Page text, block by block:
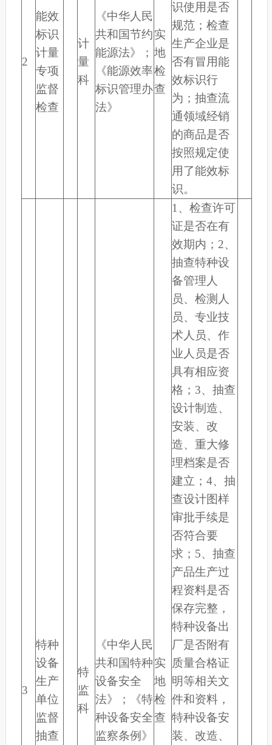
2
能效
标识
计量
专项
监督
检查
计
量
科
《中华人民
共和国节约
能源法》；
《能源效率
标识管理办
法》
实
地
检
查
识使用是否
规范；检查
生产企业是
否有冒用能
效标识行
为；抽查流
通领域经销
的商品是否
按照规定使
用了能效标
识。
3
特种
设备
生产
单位
监督
抽查
特
监
科
《中华人民
共和国特种
设备安全
法》；《特
种设备安全
监察条例》
实
地
检
查
1、检查许可
证是否在有
效期内；2、
抽查特种设
备管理人
员、检测人
员、专业技
术人员、作
业人员是否
具有相应资
格；3、抽查
设计制造、
安装、改
造、重大修
理档案是否
建立；4、抽
查设计图样
审批手续是
否符合要
求；5、抽查
产品生产过
程资料是否
保存完整，
特种设备出
厂是否附有
质量合格证
明等相关文
件和资料，
特种设备安
装、改造、